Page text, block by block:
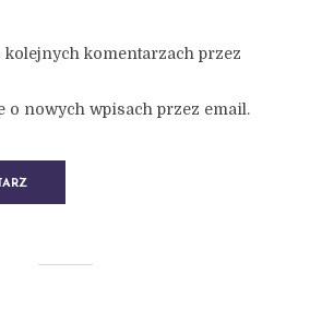
komentarzach przez
o nowych wpisach przez email.